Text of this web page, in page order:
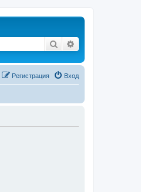
Поиск
Вход
Регистрация